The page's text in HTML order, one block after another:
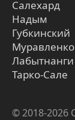
Салехард
Надым
Губкинский
Муравленко
Лабытнанги
Тарко-Сале
© 2018-2026